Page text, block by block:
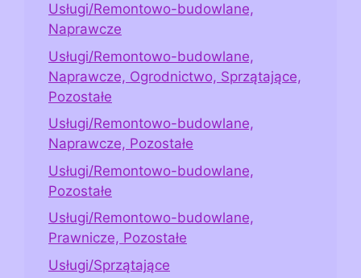
Usługi/Remontowo-budowlane,
Naprawcze
Usługi/Remontowo-budowlane,
Naprawcze, Ogrodnictwo, Sprzątające,
Pozostałe
Usługi/Remontowo-budowlane,
Naprawcze, Pozostałe
Usługi/Remontowo-budowlane,
Pozostałe
Usługi/Remontowo-budowlane,
Prawnicze, Pozostałe
Usługi/Sprzątające